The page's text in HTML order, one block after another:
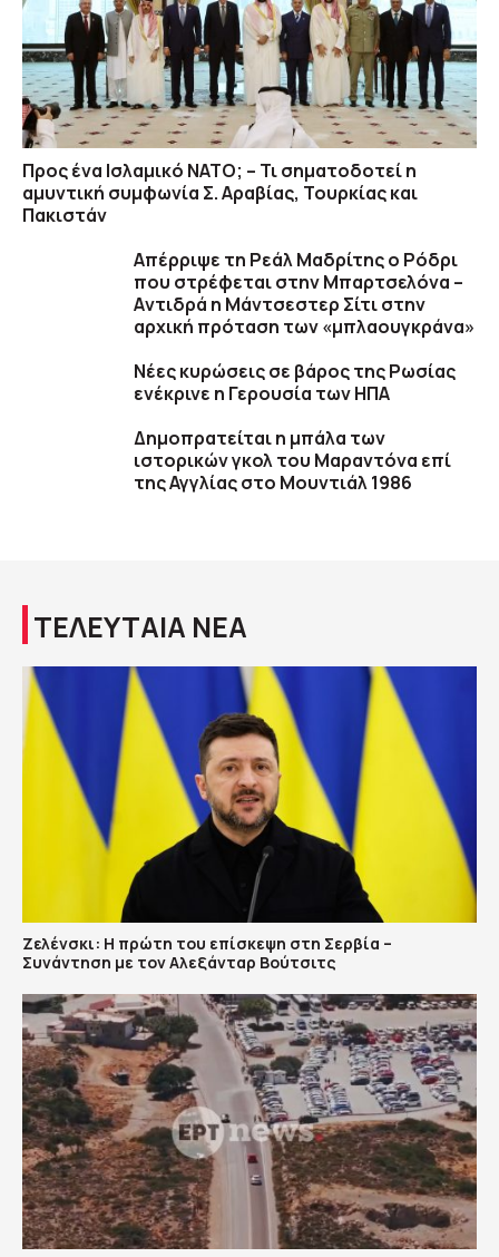
Προς ένα Ισλαμικό ΝΑΤΟ; – Τι σηματοδοτεί η
αμυντική συμφωνία Σ. Αραβίας, Τουρκίας και
Πακιστάν
Απέρριψε τη Ρεάλ Μαδρίτης ο Ρόδρι
που στρέφεται στην Μπαρτσελόνα –
Aντιδρά η Μάντσεστερ Σίτι στην
αρχική πρόταση των «μπλαουγκράνα»
Νέες κυρώσεις σε βάρος της Ρωσίας
ενέκρινε η Γερουσία των ΗΠΑ
Δημοπρατείται η μπάλα των
ιστορικών γκολ του Μαραντόνα επί
της Αγγλίας στο Μουντιάλ 1986
ΤΕΛΕΥΤΑΙΑ ΝΕΑ
Ζελένσκι: Η πρώτη του επίσκεψη στη Σερβία –
Συνάντηση με τον Αλεξάνταρ Βούτσιτς